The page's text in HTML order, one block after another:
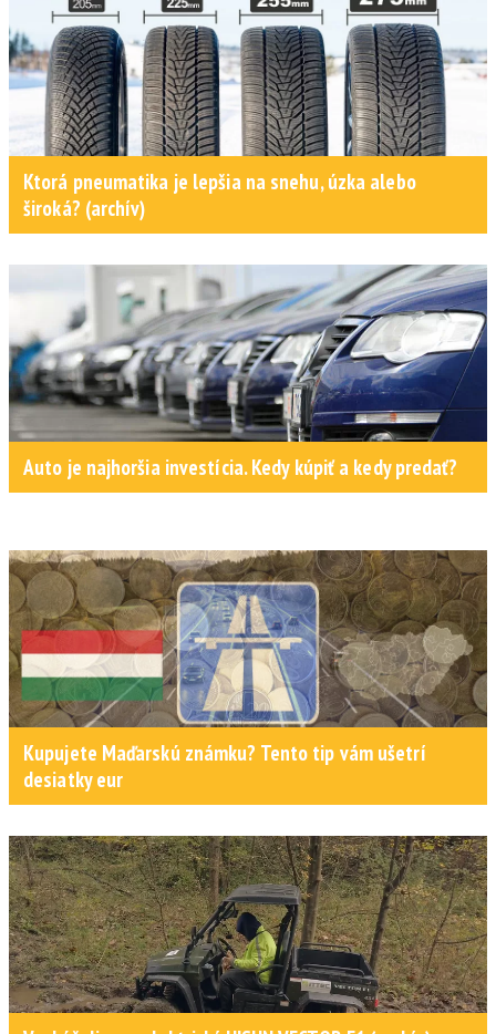
Ktorá pneumatika je lepšia na snehu, úzka alebo
široká? (archív)
Auto je najhoršia investícia. Kedy kúpiť a kedy predať?
Kupujete Maďarskú známku? Tento tip vám ušetrí
desiatky eur